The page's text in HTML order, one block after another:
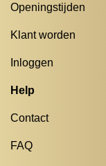
Openingstijden
Klant worden
Inloggen
Help
Contact
FAQ